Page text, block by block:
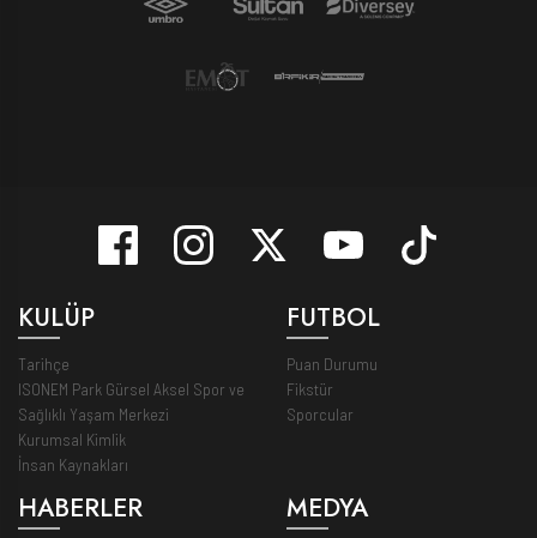
KULÜP
Tarihçe
ISONEM Park Gürsel Aksel Spor ve
Sağlıklı Yaşam Merkezi
Kurumsal Kimlik
İnsan Kaynakları
FUTBOL
Puan Durumu
Fikstür
Sporcular
HABERLER MEDYA